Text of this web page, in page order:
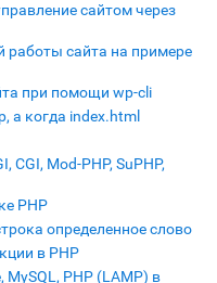
сайтом через
работы сайта на примере
при помощи wp-cli
а когда index.html
CGI, Mod-PHP, SuPHP,
PHP
определенное слово
в PHP
MySQL, PHP (LAMP) в